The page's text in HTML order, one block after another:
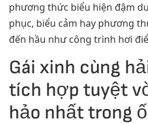
phương thức biểu hiện đậm
phục, biểu cảm hay phương
đến hầu như công trình hơi
Gái xinh cùng
tích hợp tuyệt
hảo nhất trong